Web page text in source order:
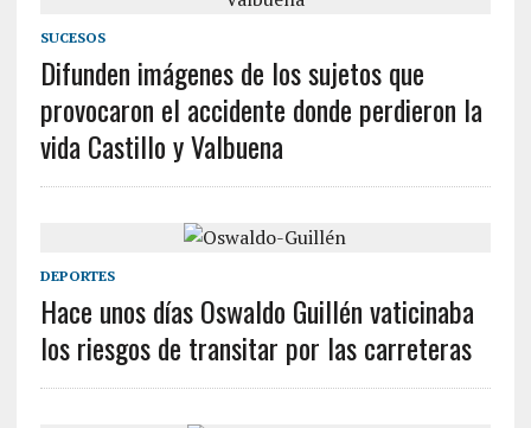
SUCESOS
Difunden imágenes de los sujetos que
provocaron el accidente donde perdieron la
vida Castillo y Valbuena
DEPORTES
Hace unos días Oswaldo Guillén vaticinaba
los riesgos de transitar por las carreteras